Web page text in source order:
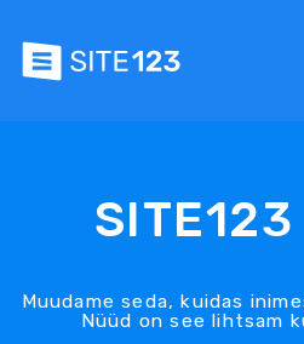
Muudame seda, kuidas
Nüüd on see lihtsam